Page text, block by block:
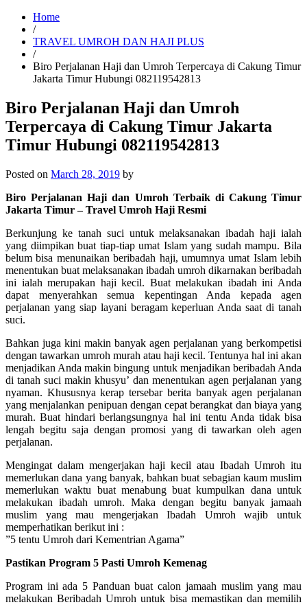
Home
/
TRAVEL UMROH DAN HAJI PLUS
/
Biro Perjalanan Haji dan Umroh Terpercaya di Cakung Timur
Jakarta Timur Hubungi 082119542813
Biro Perjalanan Haji dan Umroh
Terpercaya di Cakung Timur Jakarta
Timur Hubungi 082119542813
Posted on March 28, 2019 by
Biro Perjalanan Haji dan Umroh Terbaik di Cakung Timur
Jakarta Timur – Travel Umroh Haji Resmi
Berkunjung ke tanah suci untuk melaksanakan ibadah haji ialah
yang diimpikan buat tiap-tiap umat Islam yang sudah mampu. Bila
belum bisa menunaikan beribadah haji, umumnya umat Islam lebih
menentukan buat melaksanakan ibadah umroh dikarnakan beribadah
ini ialah merupakan haji kecil. Buat melakukan ibadah ini Anda
dapat menyerahkan semua kepentingan Anda kepada agen
perjalanan yang siap layani beragam keperluan Anda saat di tanah
suci.
Bahkan juga kini makin banyak agen perjalanan yang berkompetisi
dengan tawarkan umroh murah atau haji kecil. Tentunya hal ini akan
menjadikan Anda makin bingung untuk menjadikan beribadah Anda
di tanah suci makin khusyu’ dan menentukan agen perjalanan yang
nyaman. Khususnya kerap tersebar berita banyak agen perjalanan
yang menjalankan penipuan dengan cepat berangkat dan biaya yang
murah. Buat hindari berlangsungnya hal ini tentu Anda tidak bisa
lengah begitu saja dengan promosi yang di tawarkan oleh agen
perjalanan.
Mengingat dalam mengerjakan haji kecil atau Ibadah Umroh itu
memerlukan dana yang banyak, bahkan buat sebagian kaum muslim
memerlukan waktu buat menabung buat kumpulkan dana untuk
melakukan ibadah umroh. Maka dengan begitu banyak jamaah
muslim yang mau mengerjakan Ibadah Umroh wajib untuk
memperhatikan berikut ini :
”5 tentu Umroh dari Kementrian Agama”
Pastikan Program 5 Pasti Umroh Kemenag
Program ini ada 5 Panduan buat calon jamaah muslim yang mau
melakukan Beribadah Umroh untuk bisa memastikan dan memilih